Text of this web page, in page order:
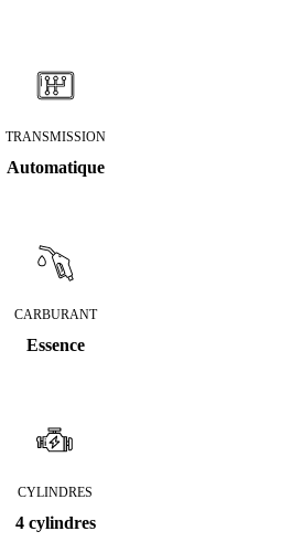
TRANSMISSION
Automatique
CARBURANT
Essence
CYLINDRES
4 cylindres